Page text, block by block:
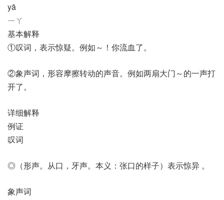
yā
ㄧㄚ
基本解释
①叹词，表示惊疑。例如～！你流血了。
②象声词，形容摩擦转动的声音。例如两扇大门～的一声打
开了。
详细解释
例证
叹词
◎（形声。从口，牙声。本义：张口的样子）表示惊异 。
象声词